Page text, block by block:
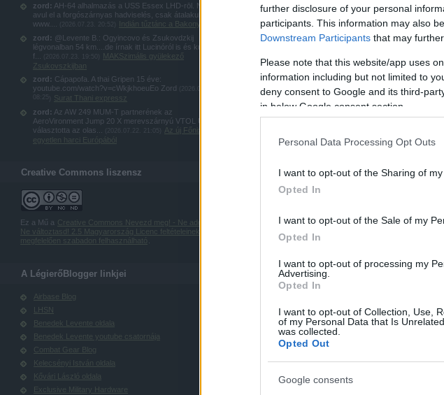
further disclosure of your personal
participants. This information may also
Downstream Participants that may
Please note that this website/app uses
information including but not limited to
deny consent to Google and its third-
in below Google consent section.
Personal Data Processing Opt Outs
I want to opt-out of the Sharing of my
Opted In
I want to opt-out of the Sale of my
Opted In
I want to opt-out of processing my
Advertising.
Opted In
I want to opt-out of Collection, Use,
of my Personal Data that Is
was collected.
Opted Out
Google consents
zord: AH-64 alhalmazás a USS Essex LHD-rōl. Nem
avul el a forgószárnyas hadviselés, csak átalakul:
www....
Indián tűztánc a Bakonyban
zord: @Levente B.: Ogyincovo és Zsukovdzkij
légvonalban 54 km....de írnak itt Lucinóról is és kubinkai
f...
MAKSzimális gyülekező
Zsukovszkijban
zord: Cápapofa. A thai Gripen 15 éve:
youtube.com/watch?v=cWkjkhoeuEo Zord
Surat Thani expressz
zord: Az AW 249 MUM-T partnerének az
AeroVironment Jump 20 X merevszárnyú VTOL UAS-t
választotta az olas...
Az új Főnix: az
egyetlen harci Európából
Creative Commons liszensz
Ez a Mű a Creative Commons Nevezd meg! - Ne add el! -
Ne változtasd! 2.5 Magyarország Licenc feltételeinek
megfelelően szabadon felhasználható
A LégierőBlogger linkjei
Airbase Blog
LHSN
Benedek Levente oldala
Benedek Levente youtube csatornája
Combat Gear Blog
Kelecsényi István oldala
Kővári László oldala
Exclusive Military Hardware